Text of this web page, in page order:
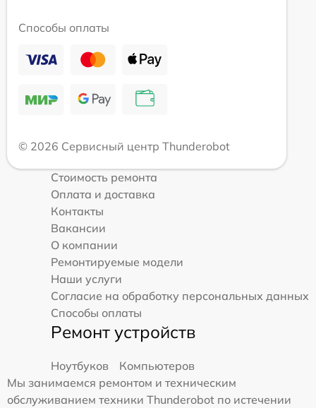
Способы оплаты
© 2026 Сервисный центр Thunderobot
Стоимость ремонта
Оплата и доставка
Контакты
Вакансии
О компании
Ремонтируемые модели
Наши услуги
Согласие на обработку персональных данных
Способы оплаты
Ремонт устройств
Ноутбуков
Компьютеров
Мы занимаемся ремонтом и техническим
обслуживанием техники Thunderobot по истечении